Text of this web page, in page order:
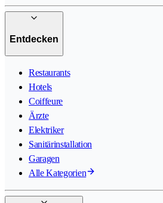
Entdecken
Restaurants
Hotels
Coiffeure
Ärzte
Elektriker
Sanitärinstallation
Garagen
Alle Kategorien